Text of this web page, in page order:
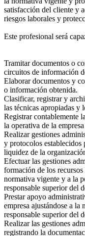
satisfacción del cliente y
riesgos laborales y
Este profesional será
Tramitar documentos o
circuitos de información
Elaborar documentos y
o información obtenida.
Clasificar, registrar y
las técnicas apropiadas y
Registrar contablemente
la operativa de la
Realizar gestiones
y protocolos establecidos
liquidez de la
Efectuar las gestiones
formación de los recursos
normativa vigente y a la
responsable superior del
Prestar apoyo
empresa ajustándose a
responsable superior del
Realizar las gestiones
registrando la